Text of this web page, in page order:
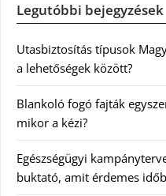
Legutóbbi bejegyzések
Utasbiztosítás típusok
a lehetőségek között?
Blankoló fogó fajták
mikor a kézi?
Egészségügyi
buktató, amit érdemes